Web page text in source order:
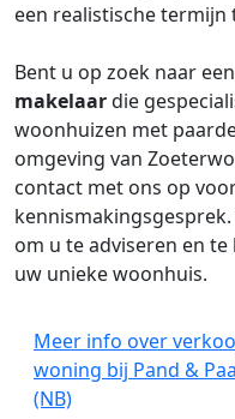
een realistische termijn
Bent u op zoek naar
makelaardie
woonhuizen met
omgeving van
contact met ons op
om u te adviseren en
uw unieke woonhuis.
Meer info over
woning bij Pand &
(NB)